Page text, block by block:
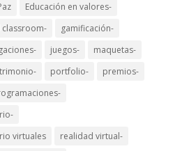
Educación en valores-
gamificación-
juegos-
maquetas-
portfolio-
premios-
virtuales
realidad virtual-